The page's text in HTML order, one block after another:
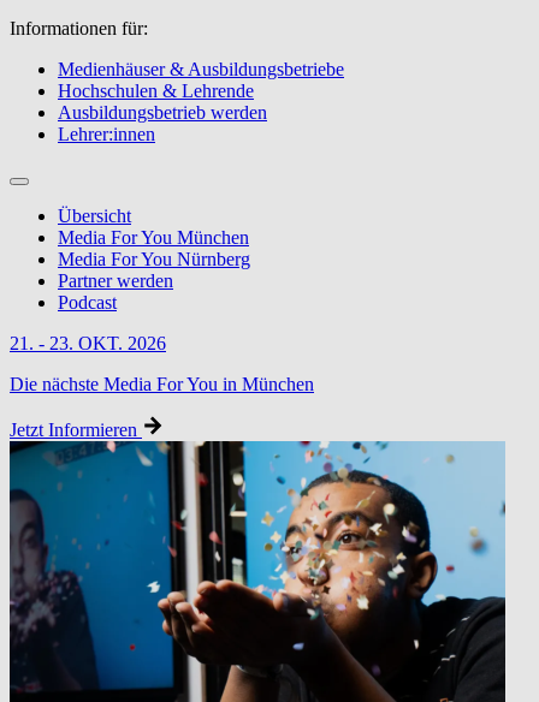
Informationen für:
Medienhäuser & Ausbildungsbetriebe
Hochschulen & Lehrende
Ausbildungsbetrieb werden
Lehrer:innen
Übersicht
Media For You München
Media For You Nürnberg
Partner werden
Podcast
21. - 23. OKT. 2026
Die nächste Media For You in München
Jetzt Informieren